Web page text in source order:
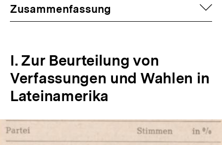
Zusammenfassung
I. Zur Beurteilung von
Verfassungen und Wahlen in
Lateinamerika